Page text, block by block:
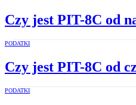
Czy jest PIT-8C od
PODATKI
Czy jest PIT-8C od
PODATKI